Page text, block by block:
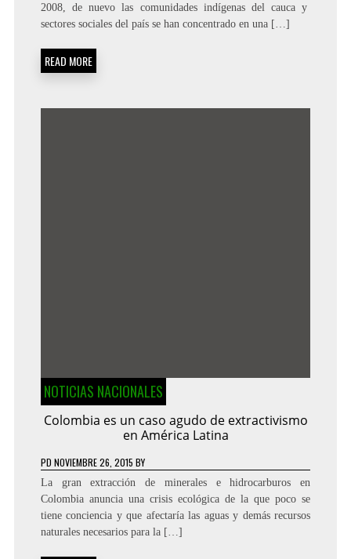
2008, de nuevo las comunidades indígenas del cauca y
sectores sociales del país se han concentrado en una […]
READ MORE
NOTICIAS NACIONALES
Colombia es un caso agudo de extractivismo
en América Latina
PD NOVIEMBRE 26, 2015 BY
La gran extracción de minerales e hidrocarburos en
Colombia anuncia una crisis ecológica de la que poco se
tiene conciencia y que afectaría las aguas y demás recursos
naturales necesarios para la […]